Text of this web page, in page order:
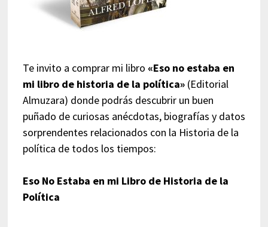
Te invito a comprar mi libro «Eso no estaba en
mi libro de historia de la política»(Editorial
Almuzara) donde podrás descubrir un buen
puñado de curiosas anécdotas, biografías y datos
sorprendentes relacionados con la Historia de la
política de todos los tiempos:
Eso No Estaba en mi Libro de Historia de la
Política